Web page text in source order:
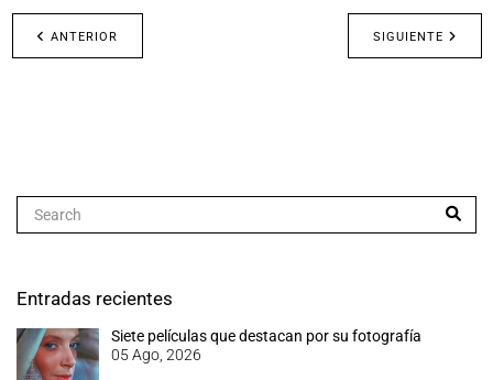
SIGUIENTE
ANTERIOR
Entradas recientes
Siete películas que destacan por su fotografía
05 Ago, 2026